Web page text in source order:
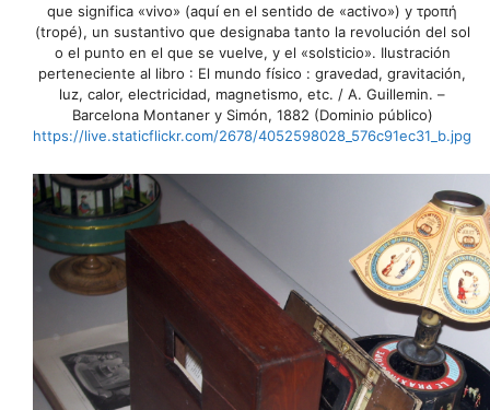
que significa «vivo» (aquí en el sentido de «activo») y τροπή
(tropé), un sustantivo que designaba tanto la revolución del sol
o el punto en el que se vuelve, y el «solsticio». Ilustración
perteneciente al libro : El mundo físico : gravedad, gravitación,
luz, calor, electricidad, magnetismo, etc. / A. Guillemin. –
Barcelona Montaner y Simón, 1882 (Dominio público)
https://live.staticflickr.com/2678/4052598028_576c91ec31_b.jpg